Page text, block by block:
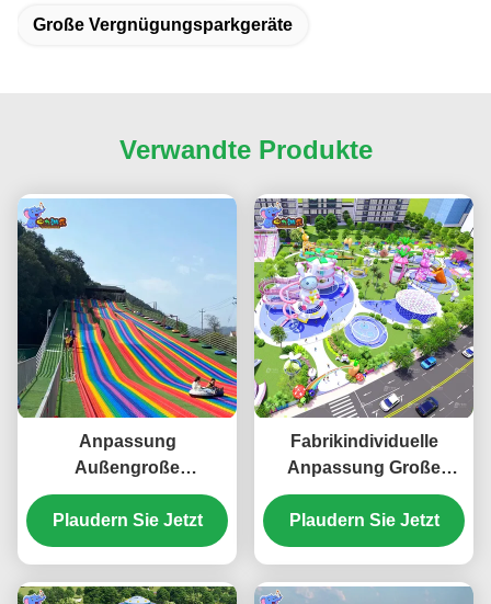
Große Vergnügungsparkgeräte
Verwandte Produkte
Anpassung
Außengroße
Vergnügungsgeräte
Regenbogenrutsche
Plaudern Sie Jetzt
Fabrikindividuelle
Anpassung Große
Vergnügungsausrüstung
Outdoor-
Vergnügungsausrüstung
Plaudern Sie Jetzt